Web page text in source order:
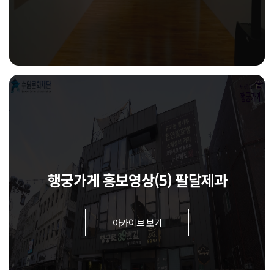
행궁가게 홍보영상(5) 팔달제과
아카이브 보기